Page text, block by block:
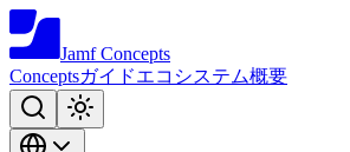
Jamf Concepts
Conceptsガイドエコシステム概要